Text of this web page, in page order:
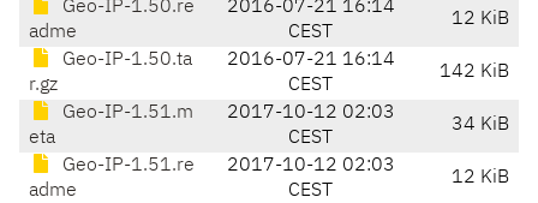
Geo-IP-1.50.re
adme
2016-07-21 16:14
CEST
12 KiB
Geo-IP-1.50.ta
r.gz
2016-07-21 16:14
CEST
142 KiB
Geo-IP-1.51.m
eta
2017-10-12 02:03
CEST
34 KiB
Geo-IP-1.51.re
adme
2017-10-12 02:03
CEST
12 KiB